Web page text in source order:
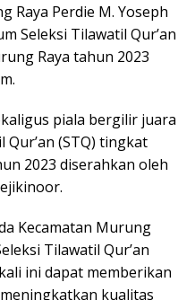
Raya Perdie M. Yoseph
Seleksi Tilawatil Qur’an
Raya tahun 2023
piala bergilir juara
Qur’an (STQ) tingkat
2023 diserahkan oleh
Kecamatan Murung
Tilawatil Qur’an
ini dapat memberikan
kualitas